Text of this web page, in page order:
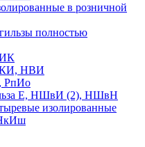
в розничной
полностью
НВИ
РпИо
Е, НШвИ (2), НШвН
изолированные